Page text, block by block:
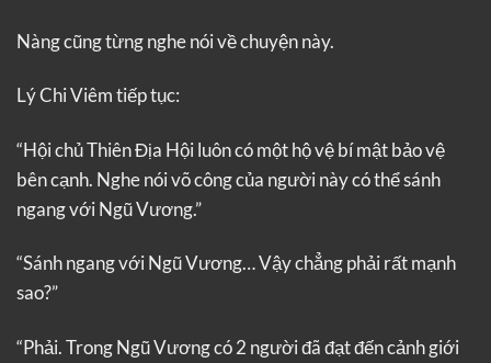
Nàng cũng từng nghe nói về chuyện này.
Lý Chi Viêm tiếp tục:
“Hội chủ Thiên Địa Hội luôn có một hộ vệ bí mật bảo vệ
bên cạnh. Nghe nói võ công của người này có thể sánh
ngang với Ngũ Vương.”
“Sánh ngang với Ngũ Vương… Vậy chẳng phải rất mạnh
sao?”
“Phải. Trong Ngũ Vương có 2 người đã đạt đến cảnh giới